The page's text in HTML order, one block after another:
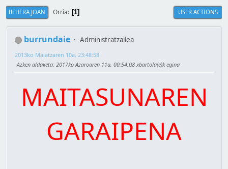
BEHERA JOAN Orria 1 USER ACTIONS
burrundaie Administratzailea
2013ko Maiatzaren 10a, 23:48:58
Azken aldaketa: 2017ko Azaroaren 11a, 00:54:08 xbartola(e)k egina
MAITASUNAREN
GARAIPENA